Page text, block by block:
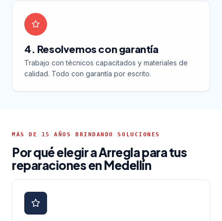
4. Resolvemos con garantía
Trabajo con técnicos capacitados y materiales de
calidad. Todo con garantía por escrito.
MÁS DE 15 AÑOS BRINDANDO SOLUCIONES
Por qué elegir a Arregla para tus
reparaciones en Medellín